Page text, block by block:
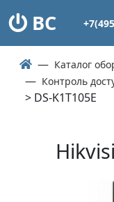
ВС
Каталог
Контроль
> DS-K1T105E